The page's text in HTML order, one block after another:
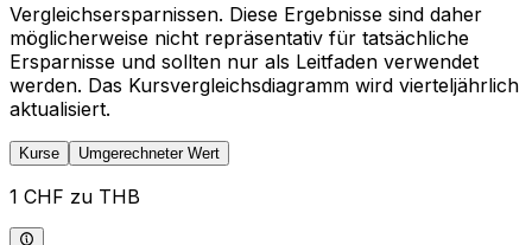
Vergleichsersparnissen. Diese Ergebnisse sind daher
möglicherweise nicht repräsentativ für tatsächliche
Ersparnisse und sollten nur als Leitfaden verwendet
werden. Das Kursvergleichsdiagramm wird vierteljährlich
aktualisiert.
Kurse Umgerechneter Wert
1 CHF zu THB